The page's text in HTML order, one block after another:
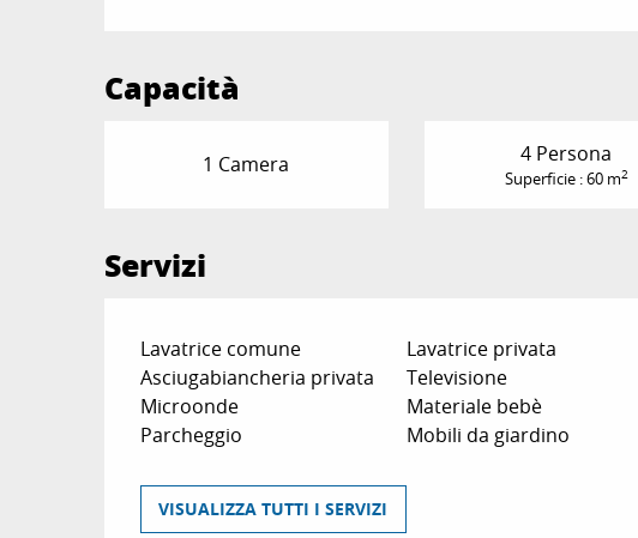
Capacità
1 Camera 4 Persona
Superficie : 60 m2
Servizi
Lavatrice comune Lavatrice privata
Asciugabiancheria privata
Televisione
Microonde
Materiale bebè
Parcheggio
Mobili da giardino
VISUALIZZA TUTTI I SERVIZI